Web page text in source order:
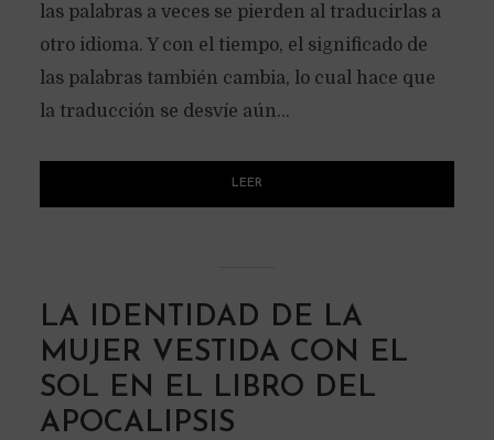
las palabras a veces se pierden al traducirlas a
otro idioma. Y con el tiempo, el significado de
las palabras también cambia, lo cual hace que
la traducción se desvíe aún...
LEER
LA IDENTIDAD DE LA
MUJER VESTIDA CON EL
SOL EN EL LIBRO DEL
APOCALIPSIS